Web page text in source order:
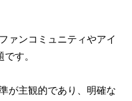
ァンコミュニティやアイ
す。
が主観的であり、明確な